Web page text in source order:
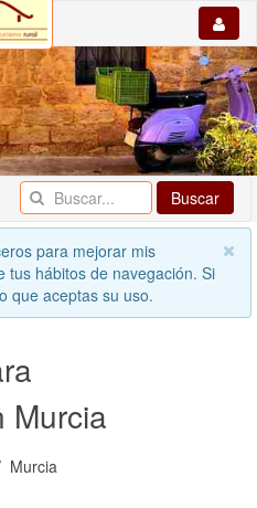
Buscar
para mejorar mis
tus hábitos de navegación. Si
que aceptas su uso.
Murcia
Murcia